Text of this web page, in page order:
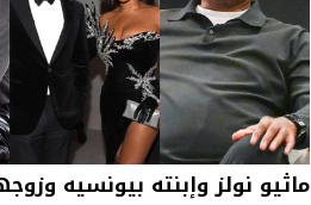
ماثيو نولز وإبنته بيونسيه